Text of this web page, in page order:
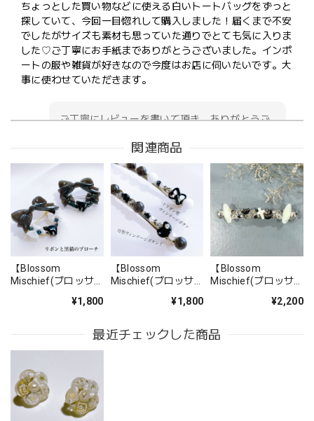
ちょっとした買い物などに使える白いトートバッグをずっと
探していて、今回一目惚れして購入しました！届くまで不安
でしたがサイズも素材も思っていた通りでとても気に入りま
した♡ご丁寧にお手紙までありがとうございました。インポ
ートの服や雑貨が好きなので今度はお店に伺いたいです。大
事に使わせていただきます。
ご丁寧にレビューを書いて頂き、ありがとうご
しゃる機会がありましたら 是非お店にもお立ち
寄りくださいませ！ ありがとうございます♪
【Aubade】ダブルパデッドブラSKIN&TB ボクサー SKINカラー(TB70)Fleur de tattoo
2021/07/03
関連商品
【Blossom
Mischief(ブロッサ
ボンと黒猫のブロー
¥1,800
【Blossom
Mischief(ブロッサ
長バレッタ リボン
ン/月型ヴィンテー
¥1,800
【Blossom
Mischief(ブロッサ
¥2,200
最近チェックした商品